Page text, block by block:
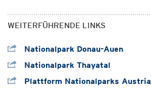
WEITERFÜHRENDE LINKS
Nationalpark Donau-Auen
Nationalpark Thayatal
Plattform Nationalparks Austria